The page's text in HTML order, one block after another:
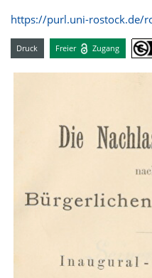
https://purl.uni-rostock.de/
Druck Freier Zugang